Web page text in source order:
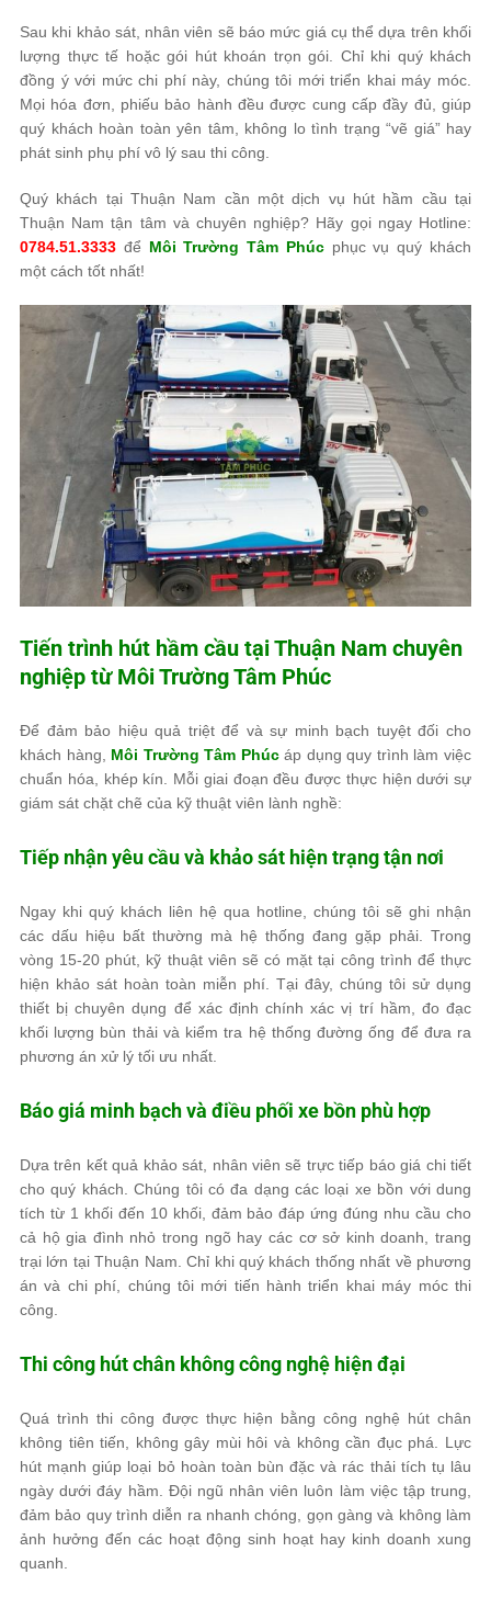
Sau khi khảo sát, nhân viên sẽ báo mức giá cụ thể dựa trên khối
lượng thực tế hoặc gói hút khoán trọn gói. Chỉ khi quý khách
đồng ý với mức chi phí này, chúng tôi mới triển khai máy móc.
Mọi hóa đơn, phiếu bảo hành đều được cung cấp đầy đủ, giúp
quý khách hoàn toàn yên tâm, không lo tình trạng “vẽ giá” hay
phát sinh phụ phí vô lý sau thi công.
Quý khách tại Thuận Nam cần một dịch vụ hút hầm cầu tại
Thuận Nam tận tâm và chuyên nghiệp? Hãy gọi ngay Hotline:
0784.51.3333 để Môi Trường Tâm Phúcphục vụ quý khách
một cách tốt nhất!
Tiến trình hút hầm cầu tại Thuận Nam chuyên
nghiệp từ Môi Trường Tâm Phúc
Để đảm bảo hiệu quả triệt để và sự minh bạch tuyệt đối cho
khách hàng, Môi Trường Tâm Phúcáp dụng quy trình làm việc
chuẩn hóa, khép kín. Mỗi giai đoạn đều được thực hiện dưới sự
giám sát chặt chẽ của kỹ thuật viên lành nghề:
Tiếp nhận yêu cầu và khảo sát hiện trạng tận nơi
Ngay khi quý khách liên hệ qua hotline, chúng tôi sẽ ghi nhận
các dấu hiệu bất thường mà hệ thống đang gặp phải. Trong
vòng 15-20 phút, kỹ thuật viên sẽ có mặt tại công trình để thực
hiện khảo sát hoàn toàn miễn phí. Tại đây, chúng tôi sử dụng
thiết bị chuyên dụng để xác định chính xác vị trí hầm, đo đạc
khối lượng bùn thải và kiểm tra hệ thống đường ống để đưa ra
phương án xử lý tối ưu nhất.
Báo giá minh bạch và điều phối xe bồn phù hợp
Dựa trên kết quả khảo sát, nhân viên sẽ trực tiếp báo giá chi tiết
cho quý khách. Chúng tôi có đa dạng các loại xe bồn với dung
tích từ 1 khối đến 10 khối, đảm bảo đáp ứng đúng nhu cầu cho
cả hộ gia đình nhỏ trong ngõ hay các cơ sở kinh doanh, trang
trại lớn tại Thuận Nam. Chỉ khi quý khách thống nhất về phương
án và chi phí, chúng tôi mới tiến hành triển khai máy móc thi
công.
Thi công hút chân không công nghệ hiện đại
Quá trình thi công được thực hiện bằng công nghệ hút chân
không tiên tiến, không gây mùi hôi và không cần đục phá. Lực
hút mạnh giúp loại bỏ hoàn toàn bùn đặc và rác thải tích tụ lâu
ngày dưới đáy hầm. Đội ngũ nhân viên luôn làm việc tập trung,
đảm bảo quy trình diễn ra nhanh chóng, gọn gàng và không làm
ảnh hưởng đến các hoạt động sinh hoạt hay kinh doanh xung
quanh.